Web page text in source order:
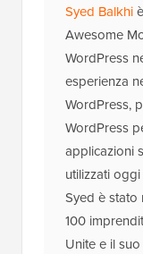
Syed Balkhi
Awesome
WordPress
esperienza
WordPress,
WordPress
applicazioni
utilizzati
Syed è
100
Unite e il